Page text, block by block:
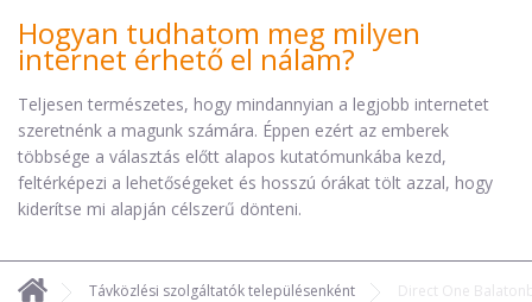
Hogyan tudhatom meg milyen
internet érhető el nálam?
Teljesen természetes, hogy mindannyian a legjobb internetet
szeretnénk a magunk számára. Éppen ezért az emberek
többsége a választás előtt alapos kutatómunkába kezd,
feltérképezi a lehetőségeket és hosszú órákat tölt azzal, hogy
kiderítse mi alapján célszerű dönteni.
Távközlési szolgáltatók településenként Direct One